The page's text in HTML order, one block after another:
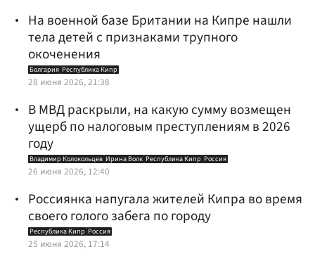
На военной базе Британии на Кипре нашли
тела детей с признаками трупного
окоченения
Болгария Республика Кипр
28 июня 2026, 21:38
В МВД раскрыли, на какую сумму возмещен
ущерб по налоговым преступлениям в 2026
году
Владимир Колокольцев Ирина Волк Республика Кипр Россия
26 июня 2026, 12:40
Россиянка напугала жителей Кипра во время
своего голого забега по городу
Республика Кипр Россия
25 июня 2026, 17:14